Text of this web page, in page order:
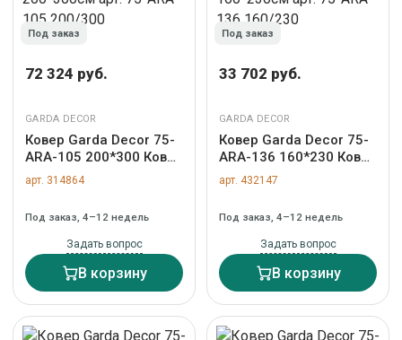
Под заказ
72 324 руб.
GARDA DECOR
Ковер Garda Decor 75-
ARA-105 200*300 Ковер
Арамак (Aramac)
200*300см арт. 75-
арт. 314864
Под заказ, 4–12 недель
Задать вопрос
В корзину
Под заказ
33 702 руб.
GARDA DECOR
Ковер Garda Decor 75-
ARA-136 160*230 Ковер
Арамак (Aramac)
160*230см арт. 75-
арт. 432147
Под заказ, 4–12 недель
Задать вопрос
В корзину